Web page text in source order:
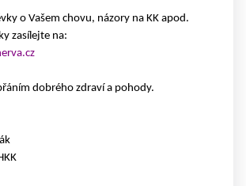
o Vašem chovu, názory na KK apod.
zasílejte na:
dobrého zdraví a pohody.